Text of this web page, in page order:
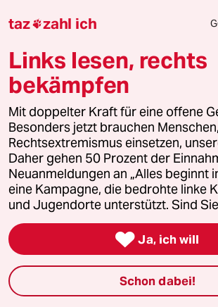
Aktuelles
Hausblog
Stellen
Presse
Unterstützen
abo
taz zahl ich
Links lesen, rechts
bekämpfen
Mit doppelter Kraft für eine offene
Besonders jetzt brauchen
Rechtsextremismus einsetzen,
Daher gehen 50 Prozent der
Neuanmeldungen an „Alles beginnt
eine Kampagne, die bedrohte linke
und Jugendorte unterstützt. Sind
 Ja, ich will
Schon dabei!